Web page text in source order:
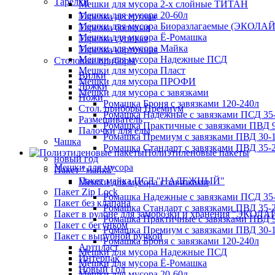
Тарелка десертная
Тарелка большая
Тарелка суповая
Тарелка картонная
Столовые приборы
Вилки
Ложки
Ножи
Стол. приборы Премиум
Размешиватель
Палочки для еды
Чашка
Полиэтиленовые пакеты
Мешки для мусора
Мешки для мусора с завязками
Ромашка Надежные с завязками ПСД
Ромашка Стандарт с завязками ПВД 35-
Ромашка Практичные с завязками ПВД
Ромашка Премиум с завязками ПВД 30-
Ромашка Броня с завязками 120-240л
Мешки для мусора Надежные ПСД
Мешки для мусора Ё-Ромашка
Мешки для мусора 2-х слойные ТИТАН
Мешки для мусора 20-60л
Мешки для мусора Биоразлагаемые
Мешки для мусора Ё-Ромашка
Мешки для мусора Майка
Мешки для мусора Надежные ПСД
Мешки для мусора Пласт
Мешки для мусора ПРОФИ
Мешки для мусора с завязками
Ромашка Броня с завязками 120-240л
Ромашка Надежные с завязками ПСД
Ромашка Практичные с завязками ПВД
Ромашка Премиум с завязками ПВД 30-
Ромашка Стандарт с завязками ПВД 35-
новый год
Пакет "майка"
Пакет майка ПСД "НАДЕЖНЫЙ"
Пакет Zip Lock
Пакет без клапана
Пакет в рулоне для заморозки и хранения
Пакет с бегунком
Пакет с вырубной ручкой
Артпласт
Интерпак
Новый Год